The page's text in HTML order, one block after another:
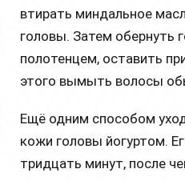
втирать миндальное
головы. Затем обернуть
полотенцем, оставить
этого вымыть волосы
Ещё одним способом
кожи головы йогуртом.
тридцать минут, после